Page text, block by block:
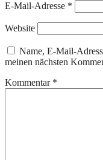
E-Mail-Adresse *
Website
Name, E-Mail-
meinen nächsten
Kommentar *